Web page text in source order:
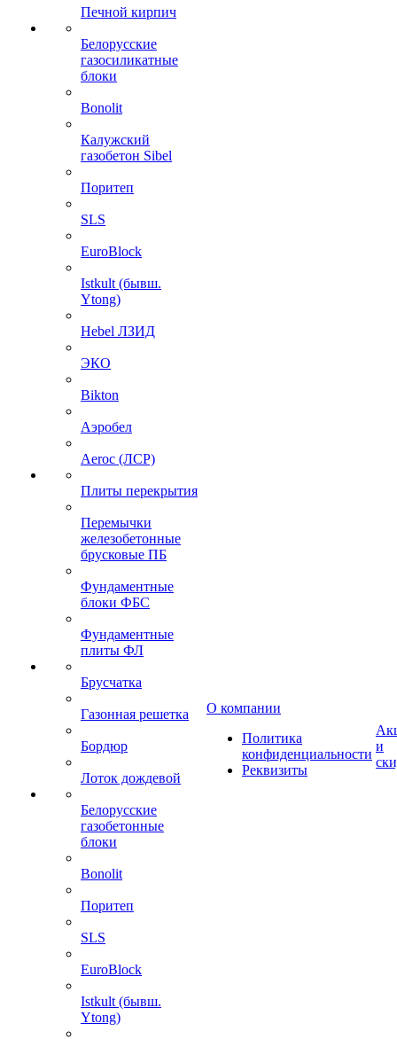
Печной кирпич
Белорусские
газосиликатные
блоки
Bonolit
Калужский
газобетон Sibel
Поритеп
SLS
EuroBlock
Istkult (бывш.
Ytong)
Hebel ЛЗИД
ЭКО
Bikton
Аэробел
Aeroc (ЛСР)
Плиты перекрытия
Перемычки
железобетонные
брусковые ПБ
Фундаментные
блоки ФБС
Фундаментные
плиты ФЛ
Брусчатка
Газонная решетка
Бордюр
Лоток дождевой
Белорусские
газобетонные
блоки
Bonolit
Поритеп
SLS
EuroBlock
Istkult (бывш.
Ytong)
О компании
Политика
конфиденциальности
Реквизиты
и